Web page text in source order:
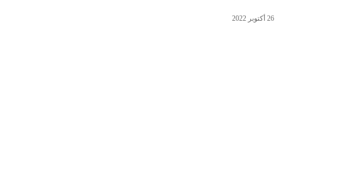
26 أكتوبر 2022